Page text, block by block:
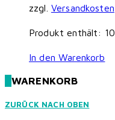
zzgl. Versandkosten
Produkt enthält: 10
In den Warenkorb
WARENKORB
ZURÜCK NACH OBEN